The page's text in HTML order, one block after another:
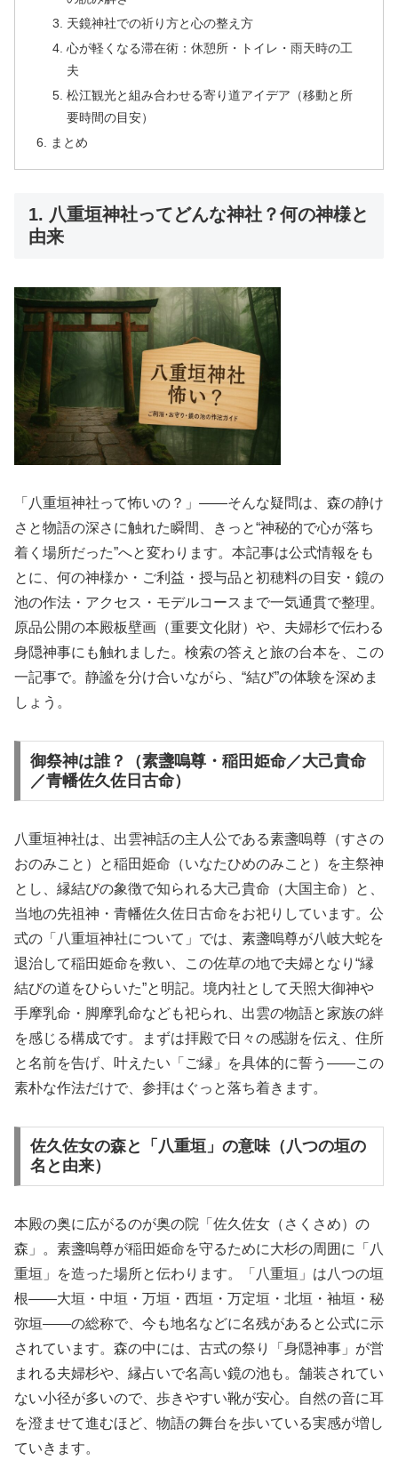
天鏡神社での祈り方と心の整え方
心が軽くなる滞在術：休憩所・トイレ・雨天時の工
夫
松江観光と組み合わせる寄り道アイデア（移動と所
要時間の目安）
まとめ
1. 八重垣神社ってどんな神社？何の神様と
由来
「八重垣神社って怖いの？」――そんな疑問は、森の静け
さと物語の深さに触れた瞬間、きっと“神秘的で心が落ち
着く場所だった”へと変わります。本記事は公式情報をも
とに、何の神様か・ご利益・授与品と初穂料の目安・鏡の
池の作法・アクセス・モデルコースまで一気通貫で整理。
原品公開の本殿板壁画（重要文化財）や、夫婦杉で伝わる
身隠神事にも触れました。検索の答えと旅の台本を、この
一記事で。静謐を分け合いながら、“結び”の体験を深めま
しょう。
御祭神は誰？（素盞嗚尊・稲田姫命／大己貴命
／青幡佐久佐日古命）
八重垣神社は、出雲神話の主人公である素盞嗚尊（すさの
おのみこと）と稲田姫命（いなたひめのみこと）を主祭神
とし、縁結びの象徴で知られる大己貴命（大国主命）と、
当地の先祖神・青幡佐久佐日古命をお祀りしています。公
式の「八重垣神社について」では、素盞嗚尊が八岐大蛇を
退治して稲田姫命を救い、この佐草の地で夫婦となり“縁
結びの道をひらいた”と明記。境内社として天照大御神や
手摩乳命・脚摩乳命なども祀られ、出雲の物語と家族の絆
を感じる構成です。まずは拝殿で日々の感謝を伝え、住所
と名前を告げ、叶えたい「ご縁」を具体的に誓う――この
素朴な作法だけで、参拝はぐっと落ち着きます。
佐久佐女の森と「八重垣」の意味（八つの垣の
名と由来）
本殿の奥に広がるのが奥の院「佐久佐女（さくさめ）の
森」。素盞嗚尊が稲田姫命を守るために大杉の周囲に「八
重垣」を造った場所と伝わります。「八重垣」は八つの垣
根――大垣・中垣・万垣・西垣・万定垣・北垣・袖垣・秘
弥垣――の総称で、今も地名などに名残があると公式に示
されています。森の中には、古式の祭り「身隠神事」が営
まれる夫婦杉や、縁占いで名高い鏡の池も。舗装されてい
ない小径が多いので、歩きやすい靴が安心。自然の音に耳
を澄ませて進むほど、物語の舞台を歩いている実感が増し
ていきます。